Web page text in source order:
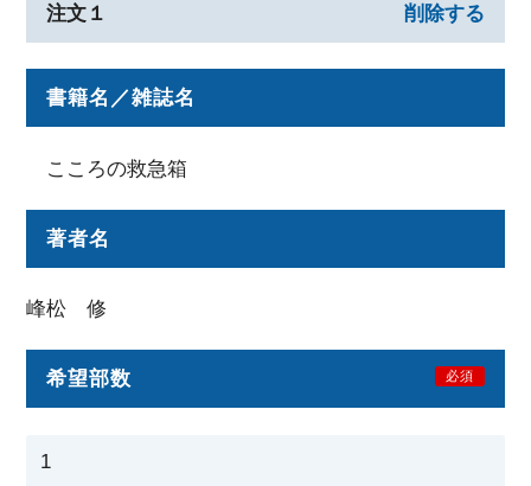
注文１ 削除する
書籍名／雑誌名
こころの救急箱
著者名
峰松 修
希望部数 必須